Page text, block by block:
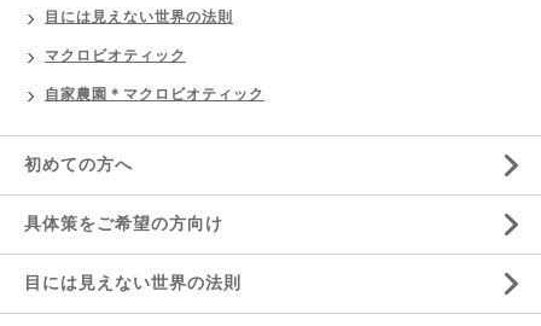
目には見えない世界の法則
マクロビオティック
自家農園＊マクロビオティック
初めての方へ
具体策をご希望の方向け
目には見えない世界の法則